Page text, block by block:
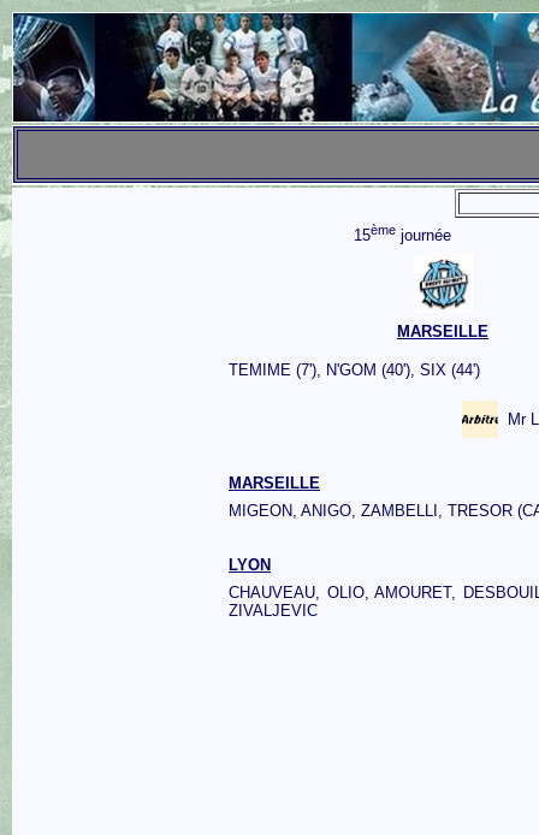
15èmejournée
MARSEILLE
TEMIME (7'), N'GOM (40'), SIX (44')
Mr
MARSEILLE
MIGEON, ANIGO, ZAMBELLI, TRESOR
LYON
CHAUVEAU, OLIO, AMOURET,
ZIVALJEVIC